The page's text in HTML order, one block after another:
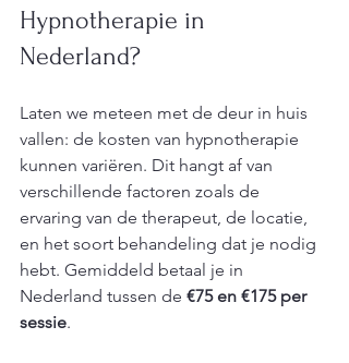
Hypnotherapie in
Nederland?
Laten we meteen met de deur in huis
vallen: de kosten van hypnotherapie
kunnen variëren. Dit hangt af van
verschillende factoren zoals de
ervaring van de therapeut, de locatie,
en het soort behandeling dat je nodig
hebt. Gemiddeld betaal je in
Nederland tussen de €75 en €175 per
sessie.